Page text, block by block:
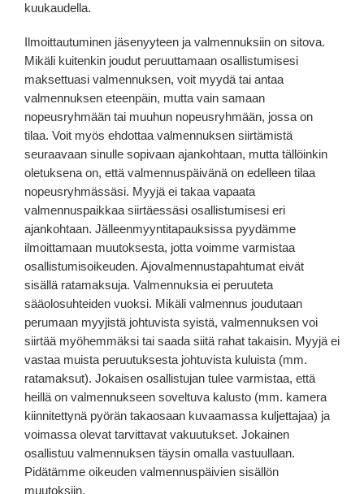
kuukaudella.
Ilmoittautuminen jäsenyyteen ja valmennuksiin on sitova.
Mikäli kuitenkin joudut peruuttamaan osallistumisesi
maksettuasi valmennuksen, voit myydä tai antaa
valmennuksen eteenpäin, mutta vain samaan
nopeusryhmään tai muuhun nopeusryhmään, jossa on
tilaa. Voit myös ehdottaa valmennuksen siirtämistä
seuraavaan sinulle sopivaan ajankohtaan, mutta tällöinkin
oletuksena on, että valmennuspäivänä on edelleen tilaa
nopeusryhmässäsi. Myyjä ei takaa vapaata
valmennuspaikkaa siirtäessäsi osallistumisesi eri
ajankohtaan. Jälleenmyyntitapauksissa pyydämme
ilmoittamaan muutoksesta, jotta voimme varmistaa
osallistumisoikeuden. Ajovalmennustapahtumat eivät
sisällä ratamaksuja. Valmennuksia ei peruuteta
sääolosuhteiden vuoksi. Mikäli valmennus joudutaan
perumaan myyjistä johtuvista syistä, valmennuksen voi
siirtää myöhemmäksi tai saada siitä rahat takaisin. Myyjä ei
vastaa muista peruutuksesta johtuvista kuluista (mm.
ratamaksut). Jokaisen osallistujan tulee varmistaa, että
heillä on valmennukseen soveltuva kalusto (mm. kamera
kiinnitettynä pyörän takaosaan kuvaamassa kuljettajaa) ja
voimassa olevat tarvittavat vakuutukset. Jokainen
osallistuu valmennuksen täysin omalla vastuullaan.
Pidätämme oikeuden valmennuspäivien sisällön
muutoksiin.